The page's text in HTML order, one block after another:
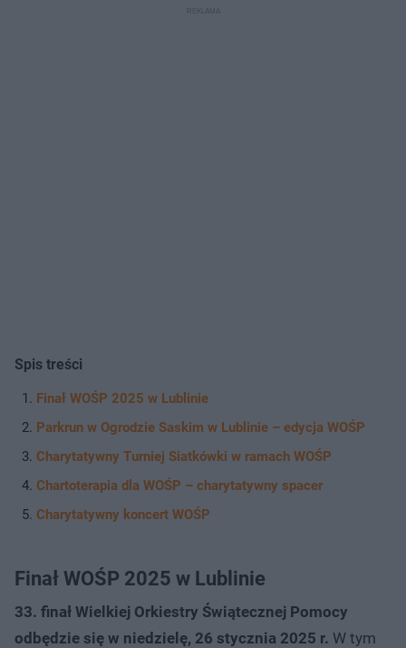
Spis treści
Finał WOŚP 2025 w Lublinie
Parkrun w Ogrodzie Saskim w Lublinie – edycja WOŚP
Charytatywny Turniej Siatkówki w ramach WOŚP
Chartoterapia dla WOŚP – charytatywny spacer
Charytatywny koncert WOŚP
Finał WOŚP 2025 w Lublinie
33. finał Wielkiej Orkiestry Świątecznej Pomocy
odbędzie się w niedzielę, 26 stycznia 2025 r. W tym